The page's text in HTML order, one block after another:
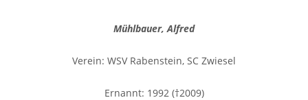
Mühlbauer, Alfred
Verein: WSV Rabenstein, SC Zwiesel
Ernannt: 1992 (†2009)